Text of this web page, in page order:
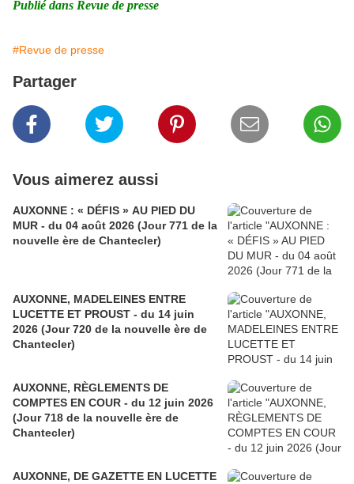
Publié dans Revue de presse
#Revue de presse
Partager
Vous aimerez aussi
AUXONNE : « DÉFIS » AU PIED DU
MUR - du 04 août 2026 (Jour 771 de la
nouvelle ère de Chantecler)
AUXONNE, MADELEINES ENTRE
LUCETTE ET PROUST - du 14 juin
2026 (Jour 720 de la nouvelle ère de
Chantecler)
AUXONNE, RÈGLEMENTS DE
COMPTES EN COUR - du 12 juin 2026
(Jour 718 de la nouvelle ère de
Chantecler)
AUXONNE, DE GAZETTE EN LUCETTE